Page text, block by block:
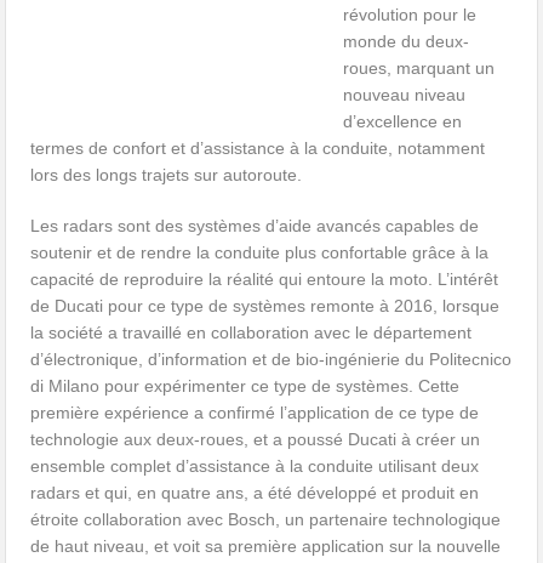
révolution pour le
monde du deux-
roues, marquant un
nouveau niveau
d’excellence en
termes de confort et d’assistance à la conduite, notamment
lors des longs trajets sur autoroute.
Les radars sont des systèmes d’aide avancés capables de
soutenir et de rendre la conduite plus confortable grâce à la
capacité de reproduire la réalité qui entoure la moto. L’intérêt
de Ducati pour ce type de systèmes remonte à 2016, lorsque
la société a travaillé en collaboration avec le département
d’électronique, d’information et de bio-ingénierie du Politecnico
di Milano pour expérimenter ce type de systèmes. Cette
première expérience a confirmé l’application de ce type de
technologie aux deux-roues, et a poussé Ducati à créer un
ensemble complet d’assistance à la conduite utilisant deux
radars et qui, en quatre ans, a été développé et produit en
étroite collaboration avec Bosch, un partenaire technologique
de haut niveau, et voit sa première application sur la nouvelle